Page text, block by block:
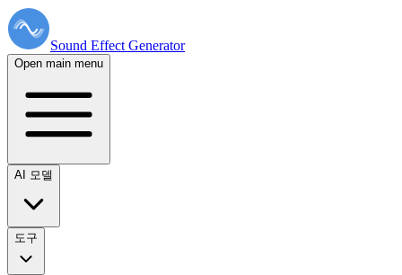
Sound Effect Generator
Open main menu
AI 모델
도구